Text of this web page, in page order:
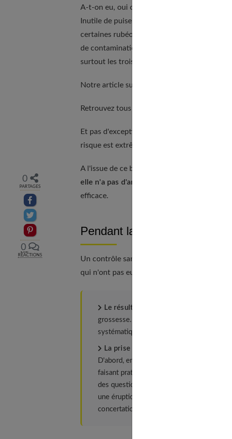
0
PARTAGES
Partager sur facebook
Partager sur Twitter
Epingler sur Pinterest
0
RÉACTIONS
A-t-on eu, oui ou non, la rubéole (une
Inutile de puiser dans ses souvenirs.
certaines rubéoles passent inaperçues.
de contamination du fœtus si la mère n'est
surtout les trois premiers mois de la
Notre article sur
Retrouvez tous nos conseils dans notre
Et pas d'exception pour celles qui ont été
risque est extrêmement minime, mieux vaut
A l'issue de ce bilan, il y a deux possibilités.
elle n'a pas d'anti-corps
efficace.
Pendant la grossesse
Un contrôle sanguin est obligatoire en début
qui n'ont pas eu de bilan préalable. Là
Le résultat est négatif :
grossesse. Mais le gynécologue peut
systématique est demandé en cas de
La prise de sang montre la présence
D'abord, en recherchant dans le sang
faisant pratiquer un test d'avidité (pour
des questions : la future maman a-t-elle
une éruption ? une vraie enquête
concertation avec le médecin est